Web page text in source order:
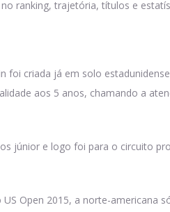
ranking, trajetória, títulos e
foi criada já em solo
aos 5 anos, chamando a
júnior e logo foi para o circuito
Open 2015, a norte-americana